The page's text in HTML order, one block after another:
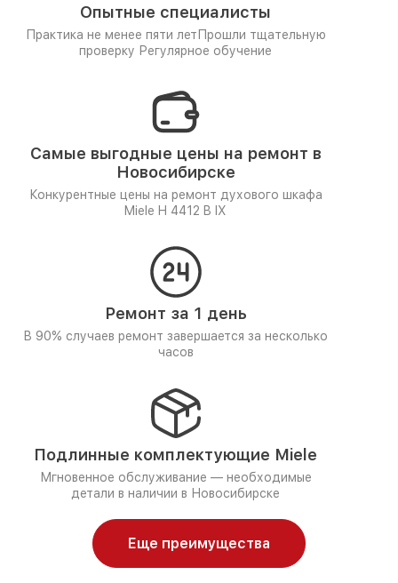
Опытные специалисты
Практика не менее пяти лет Прошли тщательную
проверку Регулярное обучение
Самые выгодные цены на ремонт в
Новосибирске
Конкурентные цены на ремонт духового шкафа
Miele H 4412 B IX
Ремонт за 1 день
В 90% случаев ремонт завершается за несколько
часов
Подлинные комплектующие Miele
Мгновенное обслуживание — необходимые
детали в наличии в Новосибирске
Еще преимущества